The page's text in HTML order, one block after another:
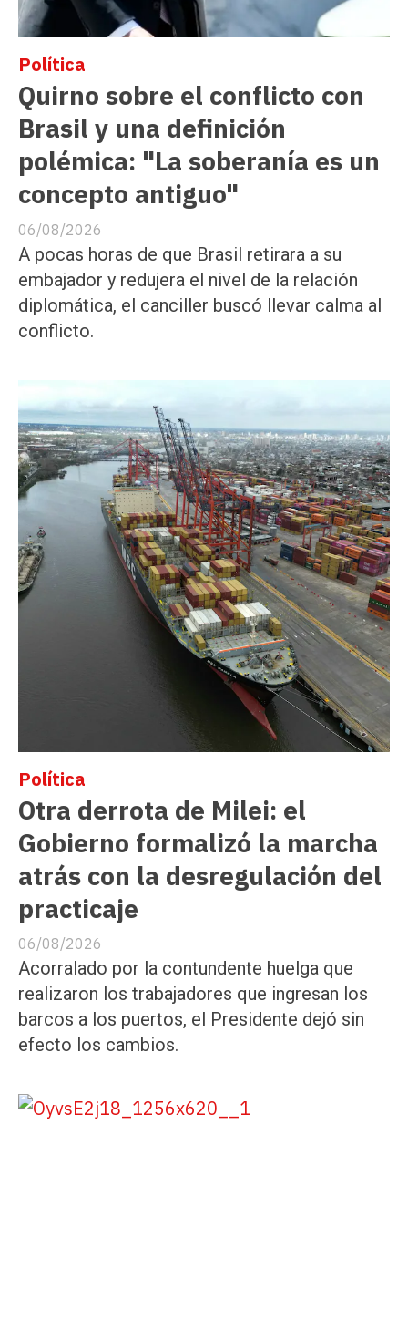
Quirno sobre el conflicto con
Brasil y una definición
polémica: "La soberanía es un
concepto antiguo"
Política
06/08/2026
A pocas horas de que Brasil retirara a su
embajador y redujera el nivel de la relación
diplomática, el canciller buscó llevar calma al
conflicto.
Otra derrota de Milei: el
Gobierno formalizó la marcha
atrás con la desregulación del
practicaje
Política
06/08/2026
Acorralado por la contundente huelga que
realizaron los trabajadores que ingresan los
barcos a los puertos, el Presidente dejó sin
efecto los cambios.